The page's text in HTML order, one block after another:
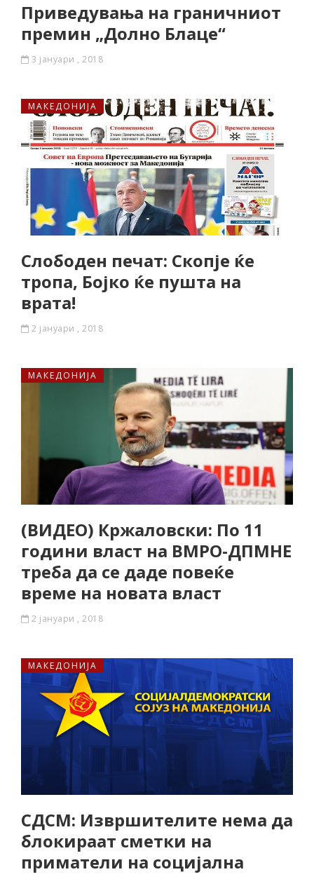
Приведувања на граничниот
премин „Долно Блаце“
3 јануари , 2018
МАКЕДОНИЈА
Слободен печат: Скопје ќе
тропа, Бојко ќе пушта на
врата!
2 јануари , 2018
МАКЕДОНИЈА
(ВИДЕО) Кржаловски: По 11
години власт на ВМРО-ДПМНЕ
треба да се даде повеќе
време на новата власт
2 јануари , 2018
МАКЕДОНИЈА
СДСМ: Извршителите нема да
блокираат сметки на
приматели на социјална